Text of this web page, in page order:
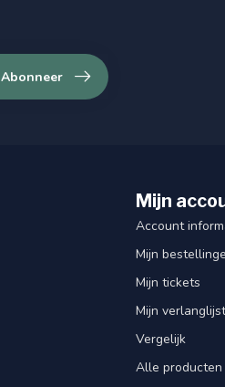
Abonneer
Mijn
Account
Mijn
Mijn tickets
Mijn verlanglijst
Vergelijk
Alle producten